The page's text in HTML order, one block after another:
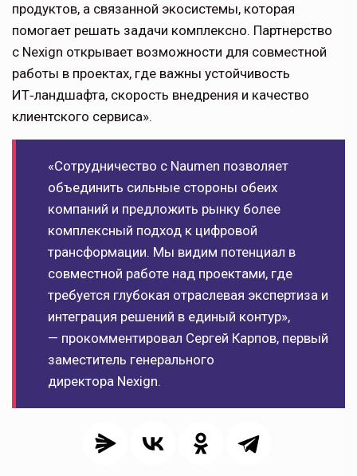
продуктов, а связанной экосистемы, которая
помогает решать задачи комплексно. Партнерство
с Nexign открывает возможности для совместной
работы в проектах, где важны устойчивость
ИТ‑ландшафта, скорость внедрения и качество
клиентского сервиса».
«Сотрудничество с Naumen позволяет
объединить сильные стороны обеих
компаний и предложить рынку более
комплексный подход к цифровой
трансформации. Мы видим потенциал в
совместной работе над проектами, где
требуется глубокая отраслевая экспертиза и
интеграция решений в единый контур»,
— прокомментировал Сергей Карпов, первый
заместитель генерального
директора Nexign.